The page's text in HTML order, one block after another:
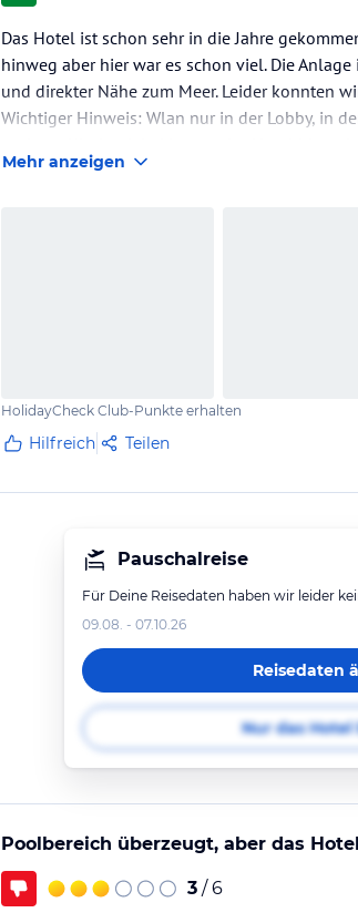
Das Hotel ist schon sehr in die Jahre
hinweg aber hier war es schon viel. Die
und direkter Nähe zum Meer. Leider konnten
Wichtiger Hinweis: Wlan nur in der Lobby, in
Mehr anzeigen
HolidayCheck Club-Punkte erhalten
Hilfreich Teilen
Pauschalreise
Für Deine Reisedaten haben wir leider
09.08. - 07.10.26
Reisedaten
Nur das
Poolbereich überzeugt, aber das
3 / 6